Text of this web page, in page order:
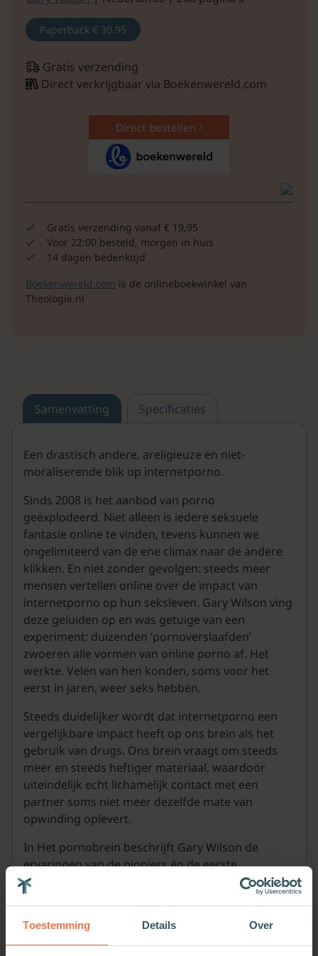
Toestemming Details Over
Paperback € 30.95
Gratis verzending
Direct verkrijgbaar via Boekenwereld.com
Direct bestellen
Gratis verzending vanaf € 19,95
Voor 22:00 besteld, morgen in huis
14 dagen bedenktijd
Boekenwereld.com is de onlineboekwinkel van
Theologie.nl
Samenvatting Specificaties
Een drastisch andere, areligieuze en niet-
moraliserende blik op internetporno.
Sinds 2008 is het aanbod van porno
geëxplodeerd. Niet alleen is iedere seksuele
fantasie online te vinden, tevens kunnen we
ongelimiteerd van de ene climax naar de andere
klikken. En niet zonder gevolgen: steeds meer
mensen vertellen online over de impact van
internetporno op hun seksleven. Gary Wilson ving
deze geluiden op en was getuige van een
experiment: duizenden ‘pornoverslaafden’
zwoeren alle vormen van online porno af. Het
werkte. Velen van hen konden, soms voor het
eerst in jaren, weer seks hebben.
Steeds duidelijker wordt dat internetporno een
vergelijkbare impact heeft op ons brein als het
gebruik van drugs. Ons brein vraagt om steeds
meer en steeds heftiger materiaal, waardoor
uiteindelijk echt lichamelijk contact met een
partner soms niet meer dezelfde mate van
opwinding oplevert.
In Het pornobrein beschrijft Gary Wilson de
ervaringen van de pioniers én de eerste
neurowetenschappelijke bevindingen die
bevestigen dat internetpornografie wel degelijk
Gary Wilson startte de website